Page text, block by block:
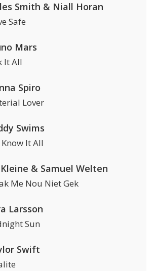
Smith & Niall Horan
Safe
Mars
It All
Spiro
Lover
Swims
It All
& Samuel Welten
Me Nou Niet Gek
Larsson
Sun
Swift